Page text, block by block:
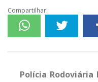
Compartilhar:
Polícia Rodoviária